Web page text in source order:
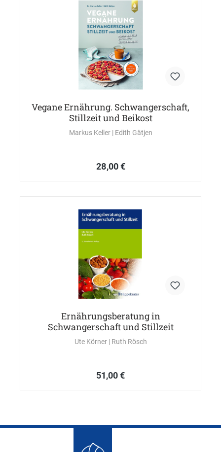
Vegane Ernährung. Schwangerschaft,
Stillzeit und Beikost
Markus Keller | Edith Gätjen
28,00 €
Ernährungsberatung in
Schwangerschaft und Stillzeit
Ute Körner | Ruth Rösch
51,00 €